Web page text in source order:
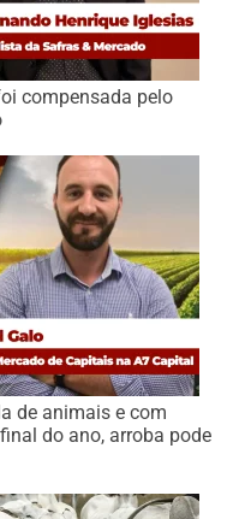
compensada pelo
de animais e com
do ano, arroba pode